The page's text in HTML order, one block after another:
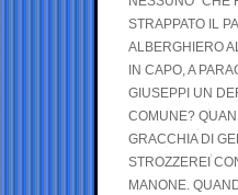
STRAPPATO IL
ALBERGHIERO
IN CAPO, A
GIUSEPPI UN
COMUNE?
GRACCHIA DI
STROZZEREI
MANONE.